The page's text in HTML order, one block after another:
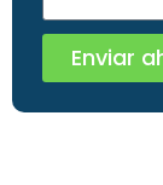
Enviar